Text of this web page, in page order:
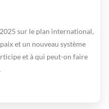
sur le plan international,
et un nouveau système
et à qui peut-on faire